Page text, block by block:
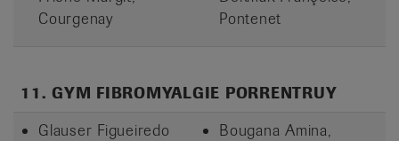
Courgenay
Pontenet
11. GYM FIBROMYALGIE PORRENTRUY
Glauser Figueiredo
Bougana Amina,